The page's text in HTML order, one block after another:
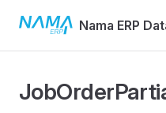
Skip to contentNama ERP